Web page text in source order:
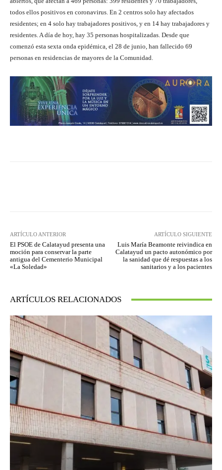
todos ellos positivos en coronavirus. En 2 centros solo hay afectados
residentes; en 4 solo hay trabajadores positivos, y en 14 hay trabajadores y
residentes. A día de hoy, hay 35 personas hospitalizadas. Desde que
comenzó esta sexta onda epidémica, el 28 de junio, han fallecido 69
personas en residencias de mayores de la Comunidad.
ARTÍCULO ANTERIOR
El PSOE de Calatayud presenta una
moción para conservar la parte
antigua del Cementerio Municipal
«La Soledad»
ARTÍCULO SIGUIENTE
Luis María Beamonte reivindica en
Calatayud un pacto autonómico por
la sanidad que dé respuestas a los
sanitarios y a los pacientes
ARTÍCULOS RELACIONADOS